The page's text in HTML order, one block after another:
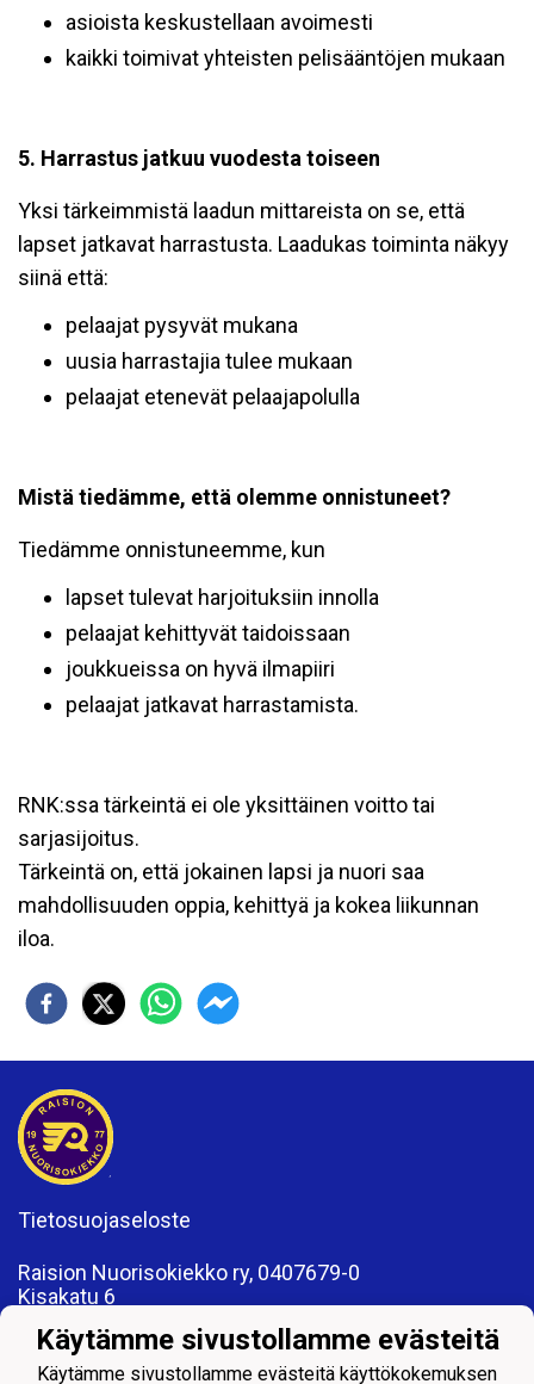
asioista keskustellaan avoimesti
kaikki toimivat yhteisten pelisääntöjen mukaan
5. Harrastus jatkuu vuodesta toiseen
Yksi tärkeimmistä laadun mittareista on se, että
lapset jatkavat harrastusta. Laadukas toiminta näkyy
siinä että:
pelaajat pysyvät mukana
uusia harrastajia tulee mukaan
pelaajat etenevät pelaajapolulla
Mistä tiedämme, että olemme onnistuneet?
Tiedämme onnistuneemme, kun
lapset tulevat harjoituksiin innolla
pelaajat kehittyvät taidoissaan
joukkueissa on hyvä ilmapiiri
pelaajat jatkavat harrastamista.
RNK:ssa tärkeintä ei ole yksittäinen voitto tai
sarjasijoitus.
Tärkeintä on, että jokainen lapsi ja nuori saa
mahdollisuuden oppia, kehittyä ja kokea liikunnan
iloa.
Tietosuojaseloste
Raision Nuorisokiekko ry, 0407679-0
Kisakatu 6
www.rnk.fi
toimisto@rnk.fi
Käytämme sivustollamme evästeitä
Käytämme sivustollamme evästeitä käyttökokemuksen